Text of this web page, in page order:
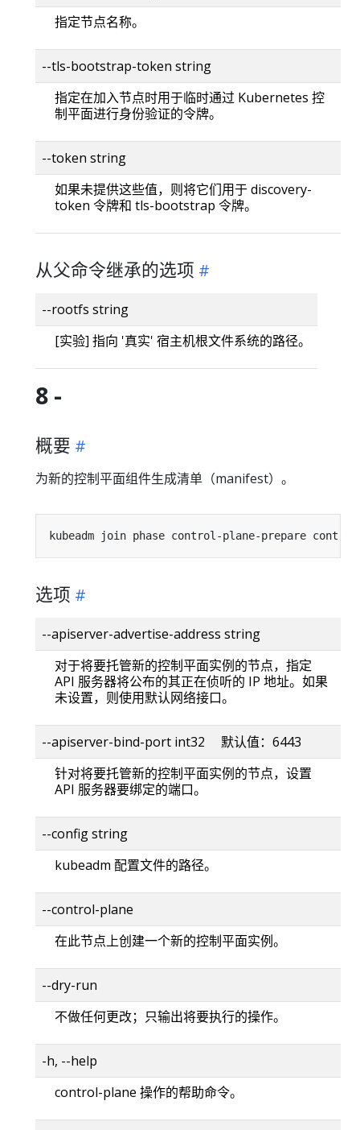
指定节点名称。
--tls-bootstrap-token string
指定在加入节点时用于临时通过 Kubernetes 控
制平面进行身份验证的令牌。
--token string
如果未提供这些值，则将它们用于 discovery-
token 令牌和 tls-bootstrap 令牌。
从父命令继承的选项
--rootfs string
[实验] 指向 '真实' 宿主机根文件系统的路径。
8 -
概要
为新的控制平面组件生成清单（manifest）。
kubeadm join phase control-plane-prepare
选项
--apiserver-advertise-address string
对于将要托管新的控制平面实例的节点，指定
API 服务器将公布的其正在侦听的 IP 地址。如果
未设置，则使用默认网络接口。
--apiserver-bind-port int32 默认值：6443
针对将要托管新的控制平面实例的节点，设置
API 服务器要绑定的端口。
--config string
kubeadm 配置文件的路径。
--control-plane
在此节点上创建一个新的控制平面实例。
--dry-run
不做任何更改；只输出将要执行的操作。
-h, --help
control-plane 操作的帮助命令。